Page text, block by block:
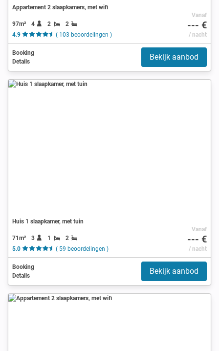
Appartement 2 slaapkamers, met wifi
97m² 4 2
2
4.9
( 103 beoordelingen )
Vanaf
--- €
/ nacht
Booking
Details
Bekijk aanbod
Huis 1 slaapkamer, met tuin
71m² 3 1
2
5.0
( 59 beoordelingen )
Vanaf
--- €
/ nacht
Booking
Details
Bekijk aanbod